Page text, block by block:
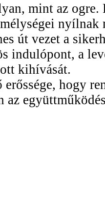
mint az
út vezet a
indulópont, a
kihívását.
hogy
az